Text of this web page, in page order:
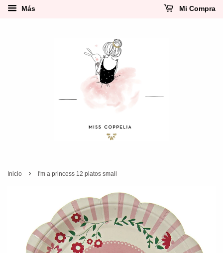
Más Mi Compra
Inicio › I'm a princess 12 platos small